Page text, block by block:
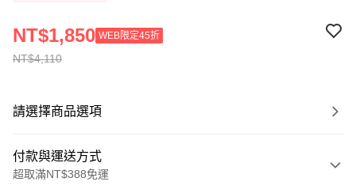
NT$4,110
NT$1,850 WEB限定45折
請選擇商品選項
付款與運送方式
超取滿NT$388免運